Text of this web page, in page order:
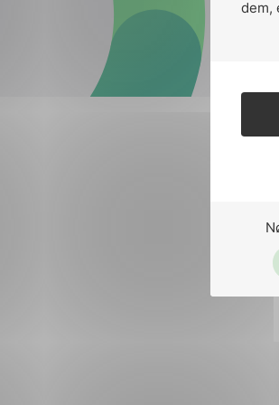
dem,
Forsvar og beredskap
Industri og automatisering
Lavspenning
Maritime elinstallasjoner